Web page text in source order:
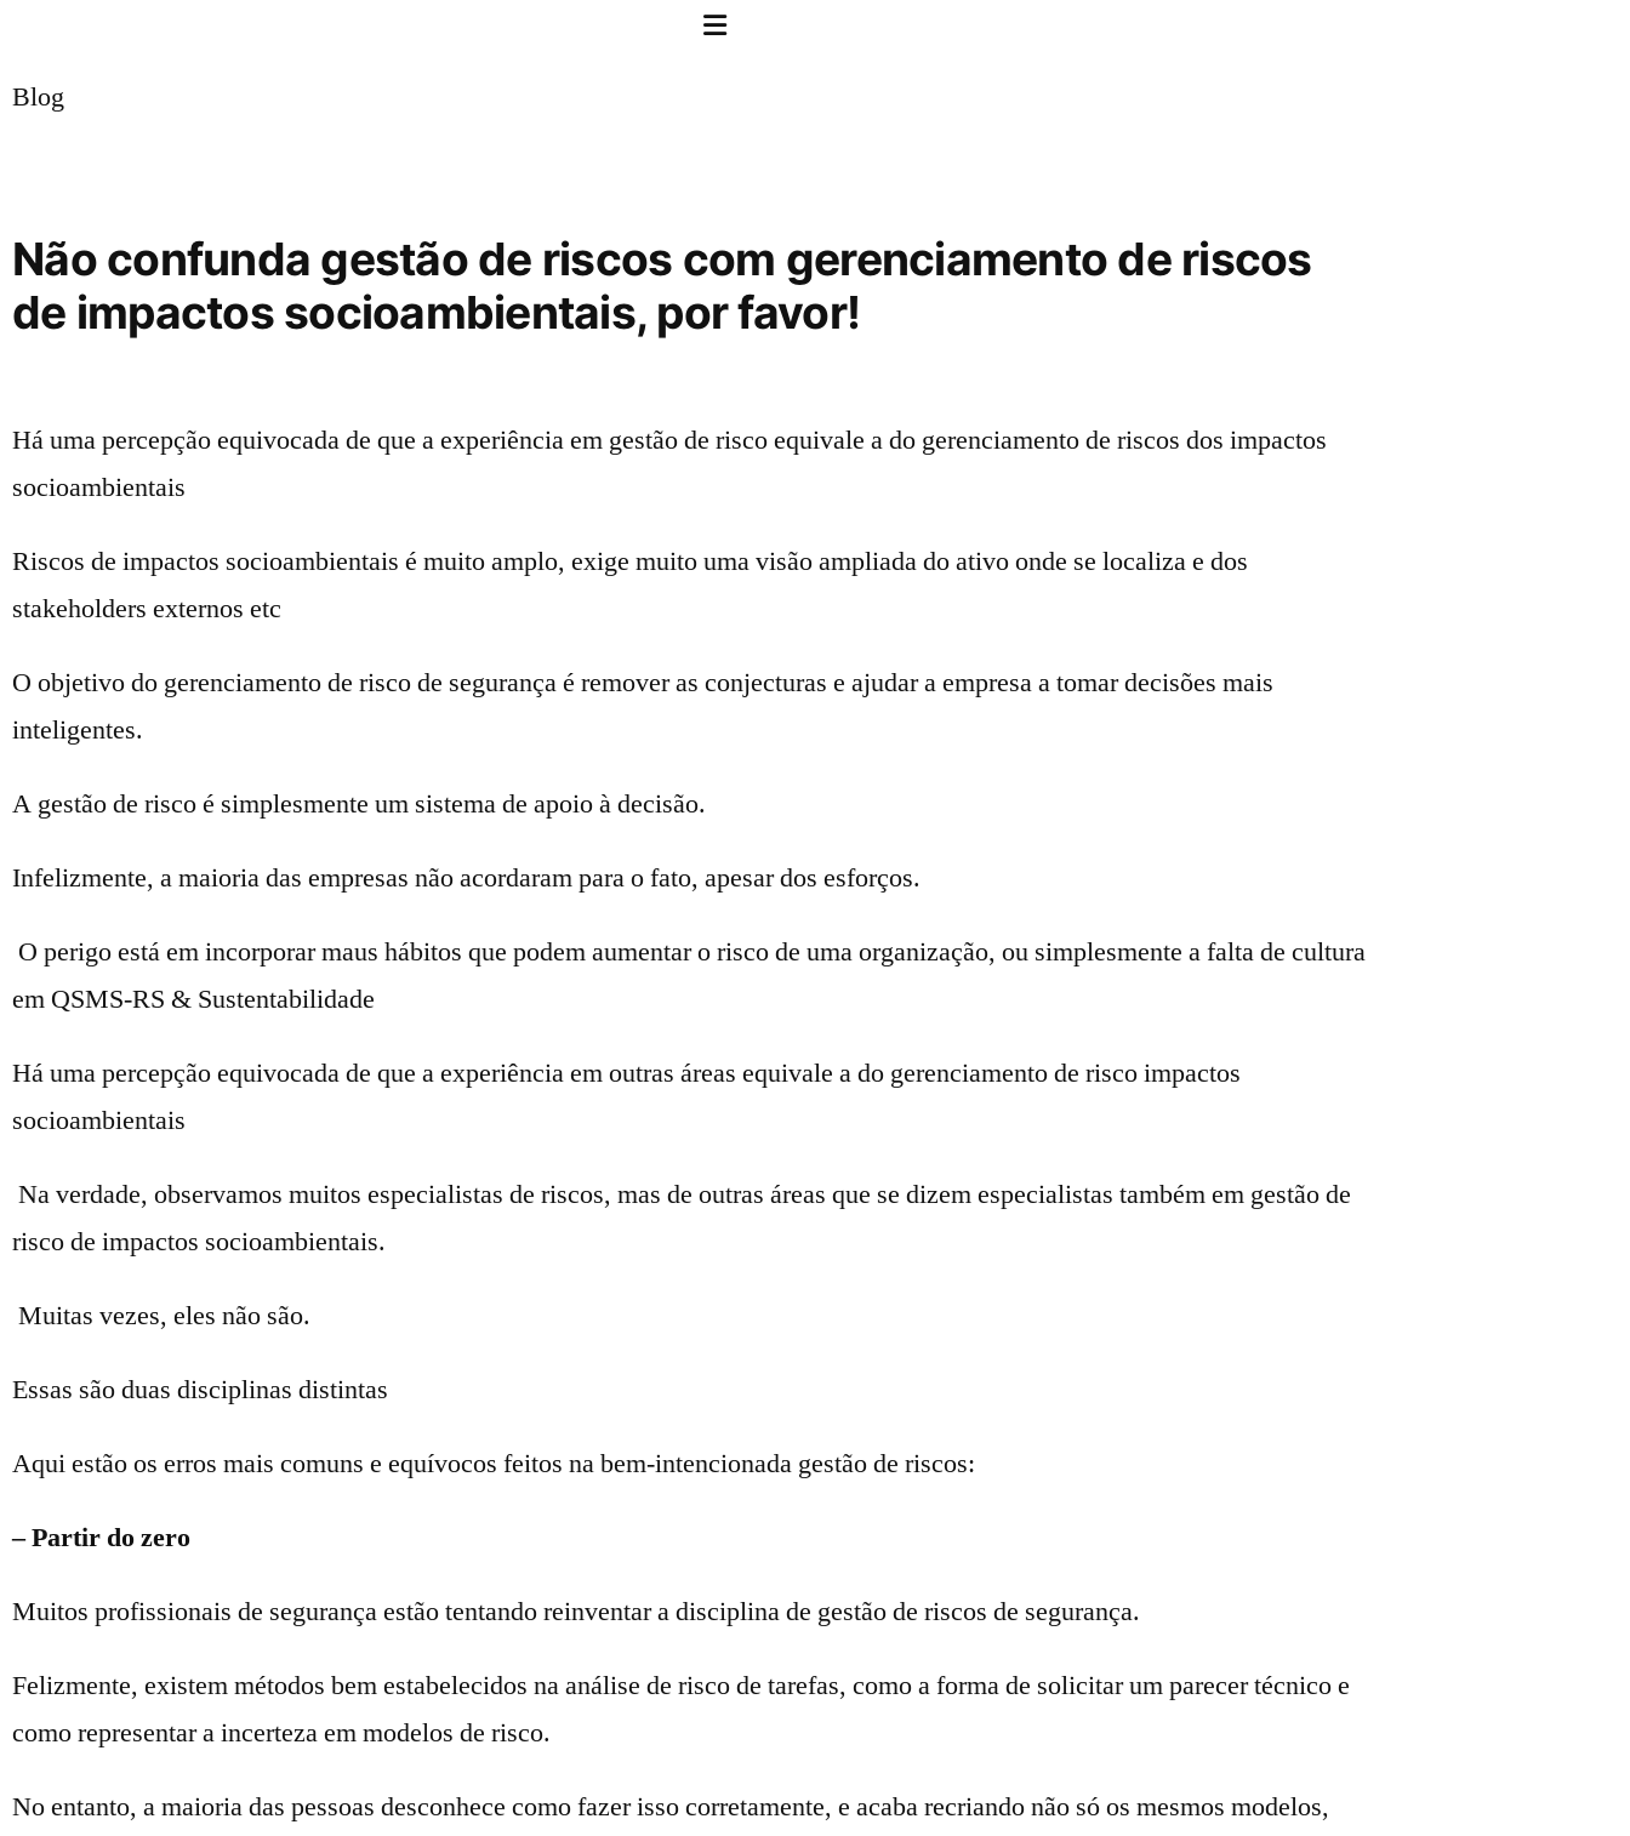
Blog
Não confunda gestão de riscos com gerenciamento de riscos
de impactos socioambientais, por favor!
Há uma percepção equivocada de que a experiência em gestão de risco equivale a do gerenciamento de riscos dos impactos
socioambientais
Riscos de impactos socioambientais é muito amplo, exige muito uma visão ampliada do ativo onde se localiza e dos
stakeholders externos etc
O objetivo do gerenciamento de risco de segurança é remover as conjecturas e ajudar a empresa a tomar decisões mais
inteligentes.
A gestão de risco é simplesmente um sistema de apoio à decisão.
Infelizmente, a maioria das empresas não acordaram para o fato, apesar dos esforços.
O perigo está em incorporar maus hábitos que podem aumentar o risco de uma organização, ou simplesmente a falta de cultura
em QSMS-RS & Sustentabilidade
Há uma percepção equivocada de que a experiência em outras áreas equivale a do gerenciamento de risco impactos
socioambientais
Na verdade, observamos muitos especialistas de riscos, mas de outras áreas que se dizem especialistas também em gestão de
risco de impactos socioambientais.
Muitas vezes, eles não são.
Essas são duas disciplinas distintas
Aqui estão os erros mais comuns e equívocos feitos na bem-intencionada gestão de riscos:
– Partir do zero
Muitos profissionais de segurança estão tentando reinventar a disciplina de gestão de riscos de segurança.
Felizmente, existem métodos bem estabelecidos na análise de risco de tarefas, como a forma de solicitar um parecer técnico e
como representar a incerteza em modelos de risco.
No entanto, a maioria das pessoas desconhece como fazer isso corretamente, e acaba recriando não só os mesmos modelos,